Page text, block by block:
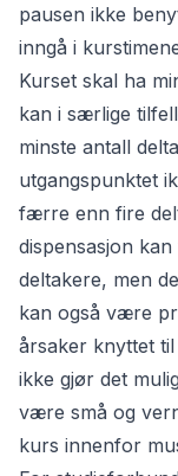
pausen ikke
inngå i
Kurset skal ha
kan i særlige
minste antall
utgangspunktet
færre enn fire
dispensasjon
deltakere, men
kan også være
årsaker knyttet
ikke gjør det
være små og
kurs innenfor